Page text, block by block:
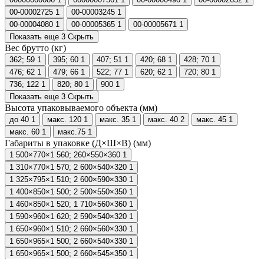
00-00002725 1 00-00003245 1
00-00004080 1 00-00005365 1 00-00005671 1
Показать еще 3 Скрыть
Вес брутто (кг)
362; 59 1 395; 60 1 407; 51 1 420; 68 1 428; 70 1
476; 62 1 479; 66 1 522; 77 1 620; 62 1 720; 80 1
736; 122 1 820; 80 1 900 1
Показать еще 3 Скрыть
Высота упаковываемого объекта (мм)
до 40 1 макс. 120 1 макс. 35 1 макс. 40 2 макс. 45 1
макс. 60 1 макс.75 1
Габариты в упаковке (Д×Ш×В) (мм)
1 500×770×1 560; 260×550×360 1
1 310×770×1 570; 2 600×540×320 1
1 325×795×1 510; 2 600×590×330 1
1 400×850×1 500; 2 500×550×350 1
1 460×850×1 520; 1 710×560×360 1
1 590×960×1 620; 2 590×540×320 1
1 650×960×1 510; 2 660×560×330 1
1 650×965×1 500; 2 660×540×330 1
1 650×965×1 500; 2 660×545×350 1